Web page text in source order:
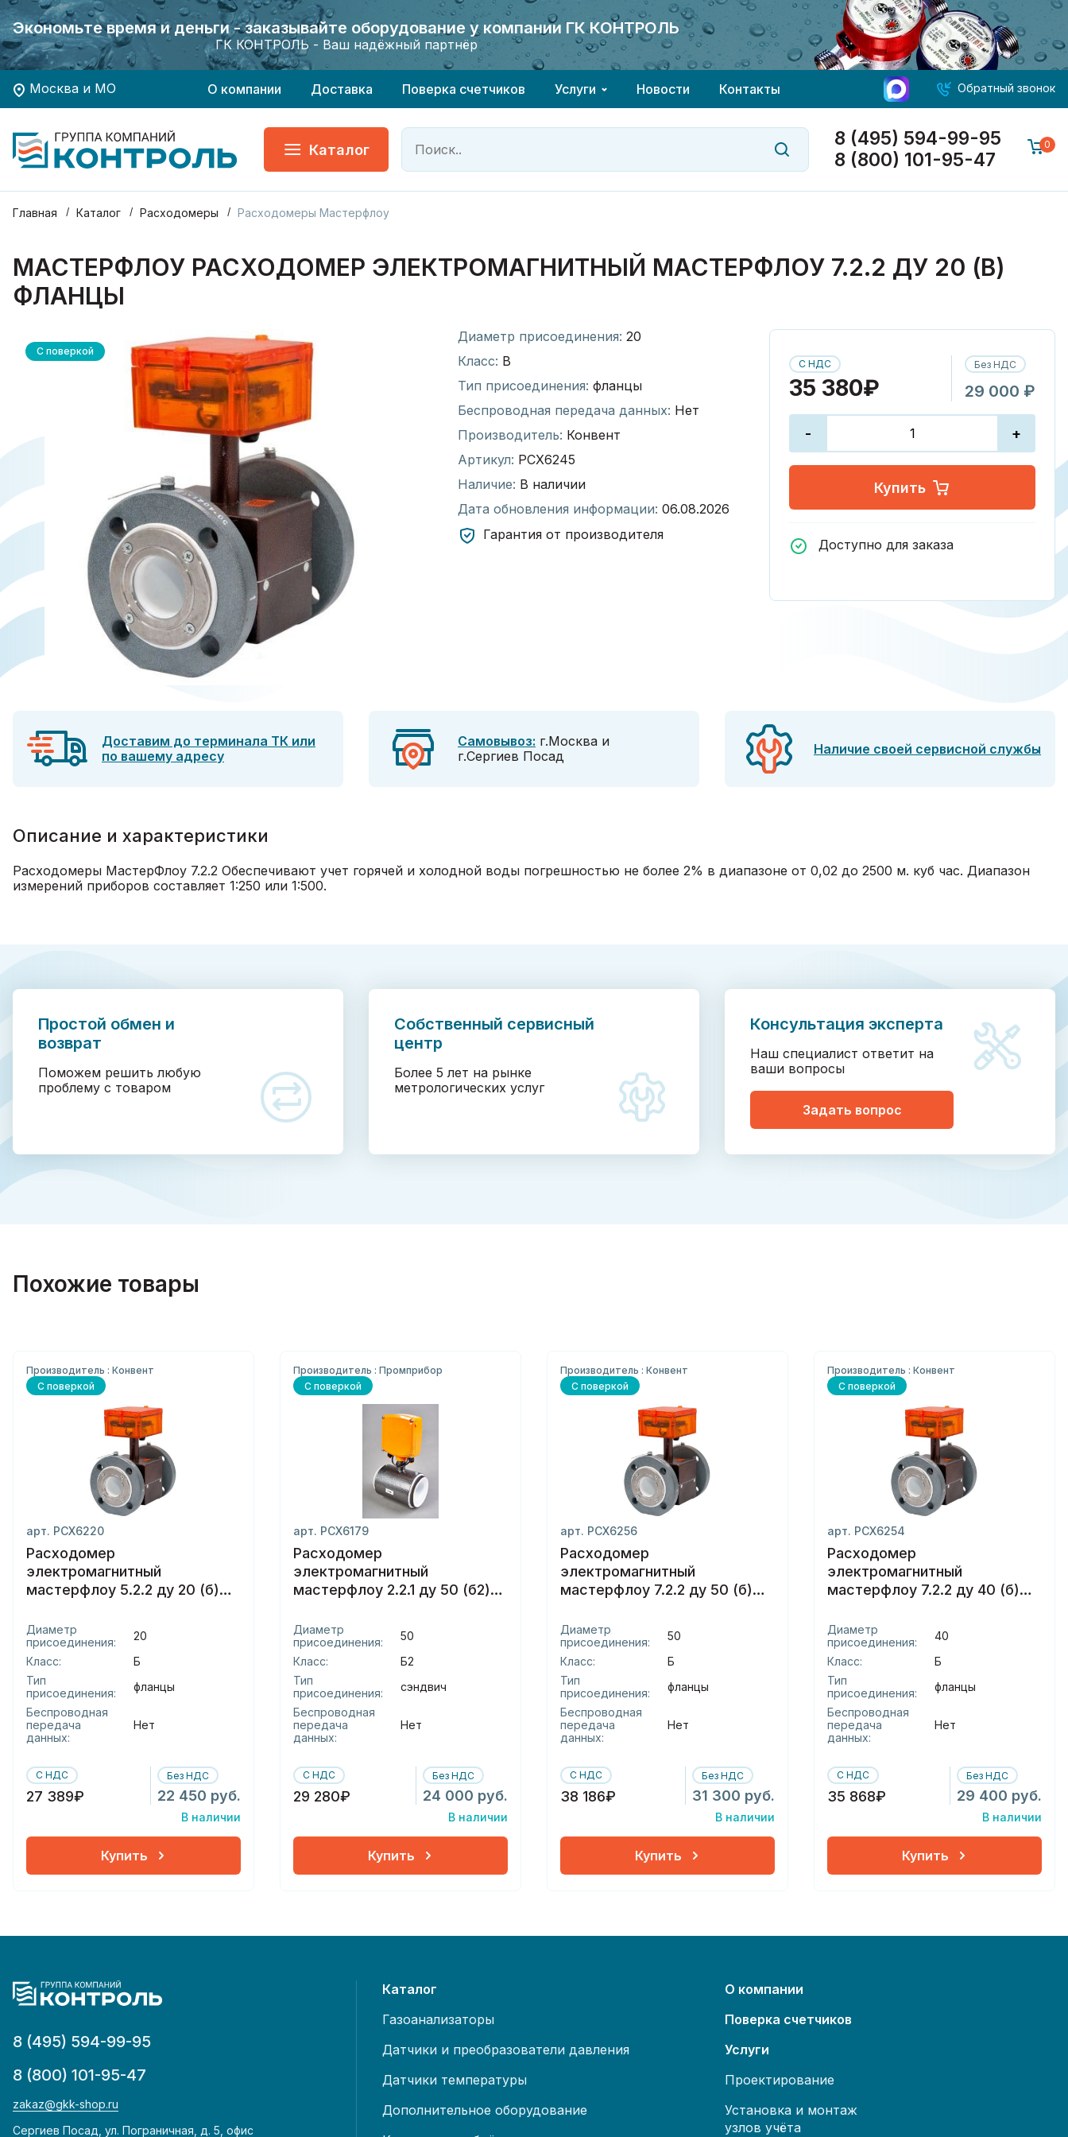
Экономьте время и деньги - заказывайте оборудование у компании ГК КОНТРОЛЬ
ГК КОНТРОЛЬ - Ваш надёжный партнёр
Хотите заказать поверку приборов учета?
Экономьте время и деньги - заказывайте оборудование у компании ГК КОНТРОЛЬ
ГК КОНТРОЛЬ - Ваш надёжный партнёр
Хотите заказать поверку приборов учета?
Москва и МО О компании Доставка Поверка счетчиков Услуги Новости Контакты Обратный звонок
Каталог
8 (495) 594-99-95
8 (800) 101-95-47
0
Главная Каталог Расходомеры Расходомеры Мастерфлоу
МАСТЕРФЛОУ РАСХОДОМЕР ЭЛЕКТРОМАГНИТНЫЙ МАСТЕРФЛОУ 7.2.2 ДУ 20 (В)
ФЛАНЦЫ
С поверкой
Диаметр присоединения: 20
Класс: В
Тип присоединения: фланцы
Беспроводная передача данных: Нет
Производитель: Конвент
Артикул: РСХ6245
Наличие: В наличии
Дата обновления информации: 06.08.2026
Гарантия от производителя
С НДС
35 380₽
Без НДС
29 000 ₽
- +
Купить
Доступно для заказа
Доставим до терминала ТК или
по вашему адресу
Самовывоз: г.Москва и
г.Сергиев Посад
Наличие своей сервисной службы
Описание и характеристики
Расходомеры МастерФлоу 7.2.2 Обеспечивают учет горячей и холодной воды погрешностью не более 2% в диапазоне от 0,02 до 2500 м. куб час. Диапазон
измерений приборов составляет 1:250 или 1:500.
Простой обмен и
возврат
Поможем решить любую
проблему с товаром
Собственный сервисный
центр
Более 5 лет на рынке
метрологических услуг
Консультация эксперта
Наш специалист ответит на
ваши вопросы
Задать вопрос
Похожие товары
Производитель : Конвент
С поверкой
арт. РСХ6220
Расходомер
электромагнитный
мастерфлоу 5.2.2 ду 20 (б)
Диаметр
присоединения:
20
Класс:
Б
Тип
присоединения:
фланцы
Беспроводная
передача
данных:
Нет
С НДС
27 389₽
Без НДС
22 450 руб.
В наличии
Купить
Производитель : Промприбор
С поверкой
арт. РСХ6179
Расходомер
электромагнитный
мастерфлоу 2.2.1 ду 50 (б2)
Диаметр
присоединения:
50
Класс:
Б2
Тип
присоединения:
сэндвич
Беспроводная
передача
данных:
Нет
С НДС
29 280₽
Без НДС
24 000 руб.
В наличии
Купить
Производитель : Конвент
С поверкой
арт. РСХ6256
Расходомер
электромагнитный
мастерфлоу 7.2.2 ду 50 (б)
Диаметр
присоединения:
50
Класс:
Б
Тип
присоединения:
фланцы
Беспроводная
передача
данных:
Нет
С НДС
38 186₽
Без НДС
31 300 руб.
В наличии
Купить
Производитель : Конвент
С поверкой
арт. РСХ6254
Расходомер
электромагнитный
мастерфлоу 7.2.2 ду 40 (б)
Диаметр
присоединения:
40
Класс:
Б
Тип
присоединения:
фланцы
Беспроводная
передача
данных:
Нет
С НДС
35 868₽
Без НДС
29 400 руб.
В наличии
Купить
8 (495) 594-99-95
8 (800) 101-95-47
zakaz@gkk-shop.ru
Сергиев Посад, ул. Пограничная, д. 5, офис
Каталог
Газоанализаторы
Датчики и преобразователи давления
Датчики температуры
Дополнительное оборудование
О компании
Поверка счетчиков
Услуги
Проектирование
Установка и монтаж
узлов учёта